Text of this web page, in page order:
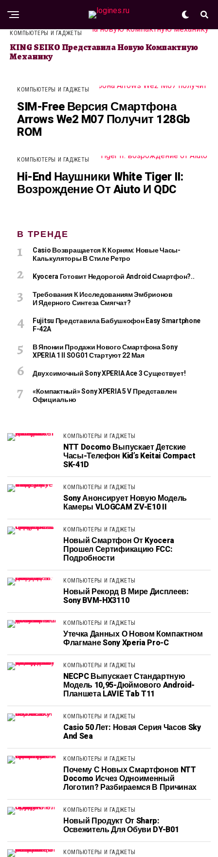
КОМПЬЮТЕРЫ И ГАДЖЕТЫ
KING SEIKO Представила Новую Компактную
Механику
КОМПЬЮТЕРЫ И ГАДЖЕТЫ
SIM-Free Версия Смартфона
Arrows We2 M07 Получит 128Gb
ROM
КОМПЬЮТЕРЫ И ГАДЖЕТЫ
Hi-End Наушники White Tiger II:
Возрождение От Aiuto И QDC
В ТРЕНДЕ
Casio Возвращается К Корням: Новые Часы-
Калькуляторы В Стиле Ретро
Kyocera Готовит Недорогой Android Смартфон?..
Требования К Исследованиям Эмбрионов
И Ядерного Синтеза Смягчат?
Fujitsu Представила Бабушкофон Easy Smartphone
F-42A
В Японии Продажи Нового Смартфона Sony
XPERIA 1 II SOG01 Стартуют 22 Мая
Двухсимочный Sony XPERIA Ace 3 Существует!
«Компактный» Sony XPERIA 5 V Представлен
Официально
КОМПЬЮТЕРЫ И ГАДЖЕТЫ
NTT Docomo Выпускает Детские
Часы-Телефон Kid’s Keitai Compact
SK-41D
КОМПЬЮТЕРЫ И ГАДЖЕТЫ
Sony Анонсирует Новую Модель
Камеры VLOGCAM ZV-E10 II
КОМПЬЮТЕРЫ И ГАДЖЕТЫ
Новый Смартфон От Kyocera
Прошел Сертификацию FCC:
Подробности
КОМПЬЮТЕРЫ И ГАДЖЕТЫ
Новый Рекорд В Мире Дисплеев:
Sony BVM-HX3110
КОМПЬЮТЕРЫ И ГАДЖЕТЫ
Утечка Данных О Новом Компактном
Флагмане Sony Xperia Pro-C
КОМПЬЮТЕРЫ И ГАДЖЕТЫ
NECPC Выпускает Стандартную
Модель 10,95-Дюймового Android-
Планшета LAVIE Tab T11
КОМПЬЮТЕРЫ И ГАДЖЕТЫ
Casio 50 Лет: Новая Серия Часов Sky
And Sea
КОМПЬЮТЕРЫ И ГАДЖЕТЫ
Почему С Новых Смартфонов NTT
Docomo Исчез Одноименный
Логотип? Разбираемся В Причинах
КОМПЬЮТЕРЫ И ГАДЖЕТЫ
Новый Продукт От Sharp:
Освежитель Для Обуви DY-B01
КОМПЬЮТЕРЫ И ГАДЖЕТЫ